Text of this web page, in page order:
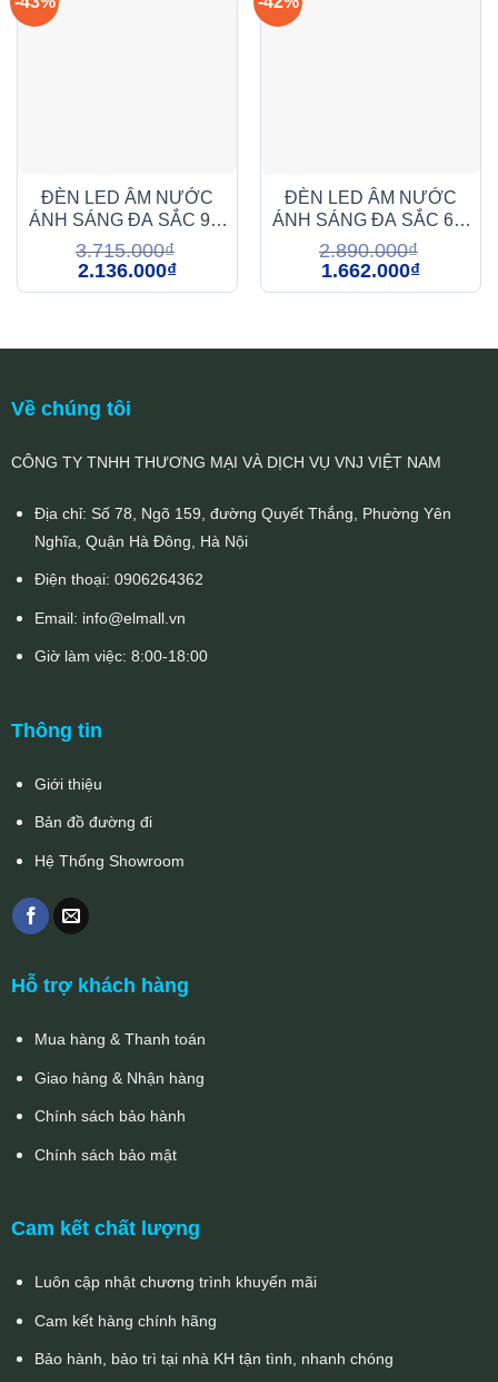
ĐÈN LED ÂM NƯỚC
ÁNH SÁNG ĐA SẮC 9W
(DMA2099)
3.715.000₫
Giá
gốc
là:
2.136.000₫Giá
tại
ĐÈN LED ÂM NƯỚC
ÁNH SÁNG ĐA SẮC 6W
(DMA1069)
2.890.000₫
Giá
gốc
là:
1.662.000₫Giá
tại
Về chúng tôi
CÔNG TY TNHH THƯƠNG MẠI VÀ DỊCH VỤ VNJ VIỆT NAM
Địa chỉ: Số 78, Ngõ 159, đường Quyết Thắng, Phường Yên
Nghĩa, Quận Hà Đông, Hà Nội
Điện thoại: 0906264362
Email: info@elmall.vn
Giờ làm việc: 8:00-18:00
Thông tin
Giới thiệu
Bản đồ đường đi
Hệ Thống Showroom
Hỗ trợ khách hàng
Mua hàng & Thanh toán
Giao hàng & Nhận hàng
Chính sách bảo hành
Chính sách bảo mật
Cam kết chất lượng
Luôn cập nhật chương trình khuyến mãi
Cam kết hàng chính hãng
Bảo hành, bảo trì tại nhà KH tận tình, nhanh chóng